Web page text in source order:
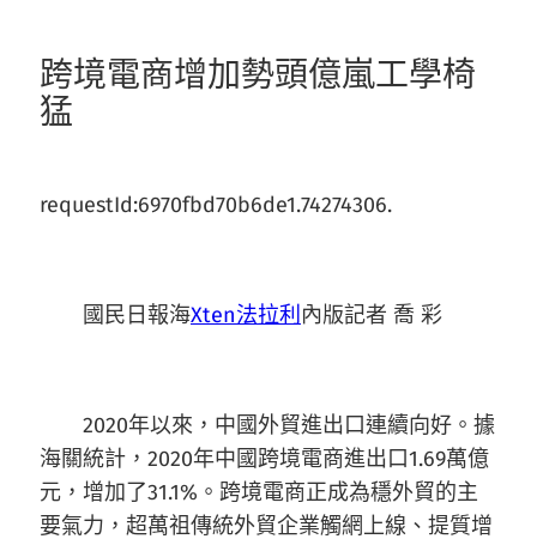
跨境電商增加勢頭億嵐工學椅
猛
requestId:6970fbd70b6de1.74274306.
國民日報海Xten法拉利 內版記者 喬 彩
2020年以來，中國外貿進出口連續向好。據
海關統計，2020年中國跨境電商進出口1.69萬億
元，增加了31.1%。跨境電商正成為穩外貿的主
要氣力，超萬祖傳統外貿企業觸網上線、提質增